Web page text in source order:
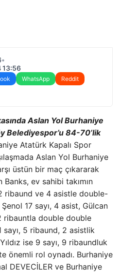
•
13:56
WhatsApp
Reddit
Aslan Yol Burhaniye
Belediyespor’u 84-70’lik
Atatürk Kapalı Spor
Aslan Yol Burhaniye
üstün bir maç çıkararak
ev sahibi takımın
ribaund ve 4 asistle double-
17 sayı, 4 asist, Gülcan
ribauntla double double
sayı, 5 ribaund, 2 asistlik
ise 9 sayı, 9 ribaundluk
önemli rol oynadı. Burhaniye
DEVECİLER ve Burhaniye